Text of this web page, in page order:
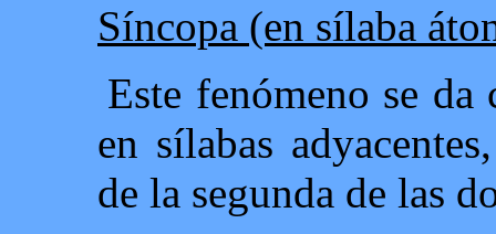
Síncopa (en sílaba
Este fenómeno se
en sílabas
de la segunda de las